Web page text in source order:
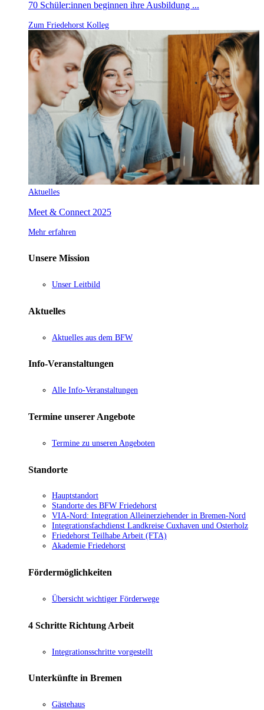
70 Schüler:innen beginnen ihre Ausbildung ...
Zum Friedehorst Kolleg
Aktuelles
Meet & Connect 2025
Mehr erfahren
Unsere Mission
Unser Leitbild
Aktuelles
Aktuelles aus dem BFW
Info-Veranstaltungen
Alle Info-Veranstaltungen
Termine unserer Angebote
Termine zu unseren Angeboten
Standorte
Hauptstandort
Standorte des BFW Friedehorst
VIA-Nord: Integration Alleinerziehender in Bremen-Nord
Integrationsfachdienst Landkreise Cuxhaven und Osterholz
Friedehorst Teilhabe Arbeit (FTA)
Akademie Friedehorst
Fördermöglichkeiten
Übersicht wichtiger Förderwege
4 Schritte Richtung Arbeit
Integrationsschritte vorgestellt
Unterkünfte in Bremen
Gästehaus